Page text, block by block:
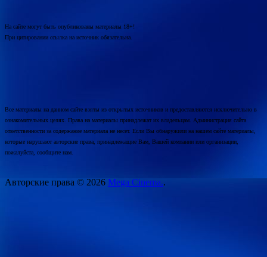
На сайте могут быть опубликованы материалы 18+!
При цитировании ссылка на источник обязательна.
Все материалы на данном сайте взяты из открытых источников и предоставляются исключительно в
ознакомительных целях. Права на материалы принадлежат их владельцам. Администрация сайта
ответственности за содержание материала не несет. Если Вы обнаружили на нашем сайте материалы,
которые нарушают авторские права, принадлежащие Вам, Вашей компании или организации,
пожалуйста, сообщите нам.
Авторские права © 2026 Mega Cinema..